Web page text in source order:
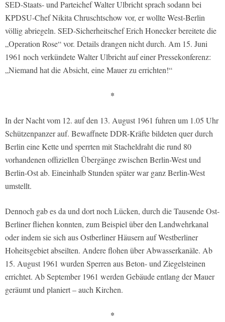
SED-Staats- und Parteichef Walter Ulbricht sprach sodann bei
KPDSU-Chef Nikita Chruschtschow vor, er wollte West-Berlin
völlig abriegeln. SED-Sicherheitschef Erich Honecker bereitete die
„Operation Rose“ vor. Details drangen nicht durch. Am 15. Juni
1961 noch verkündete Walter Ulbricht auf einer Pressekonferenz:
„Niemand hat die Absicht, eine Mauer zu errichten!“
*
In der Nacht vom 12. auf den 13. August 1961 fuhren um 1.05 Uhr
Schützenpanzer auf. Bewaffnete DDR-Kräfte bildeten quer durch
Berlin eine Kette und sperrten mit Stacheldraht die rund 80
vorhandenen offiziellen Übergänge zwischen Berlin-West und
Berlin-Ost ab. Eineinhalb Stunden später war ganz Berlin-West
umstellt.
Dennoch gab es da und dort noch Lücken, durch die Tausende Ost-
Berliner fliehen konnten, zum Beispiel über den Landwehrkanal
oder indem sie sich aus Ostberliner Häusern auf Westberliner
Hoheitsgebiet abseilten. Andere flohen über Abwasserkanäle. Ab
15. August 1961 wurden Sperren aus Beton- und Ziegelsteinen
errichtet. Ab September 1961 werden Gebäude entlang der Mauer
geräumt und planiert – auch Kirchen.
*